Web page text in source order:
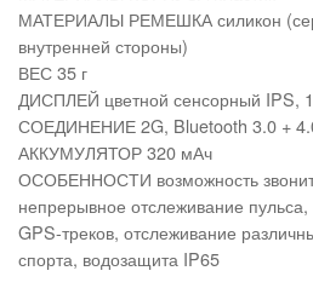
МАТЕРИАЛЫ РЕМЕШКА силикон
внутренней стороны)
ВЕС 35 г
ДИСПЛЕЙ цветной сенсорный IPS,
СОЕДИНЕНИЕ 2G, Bluetooth 3.0 +
АККУМУЛЯТОР 320 мАч
ОСОБЕННОСТИ возможность
непрерывное отслеживание
GPS-треков, отслеживание
спорта, водозащита IP65